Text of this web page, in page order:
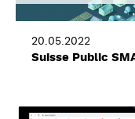
20.05.2022
Suisse Public